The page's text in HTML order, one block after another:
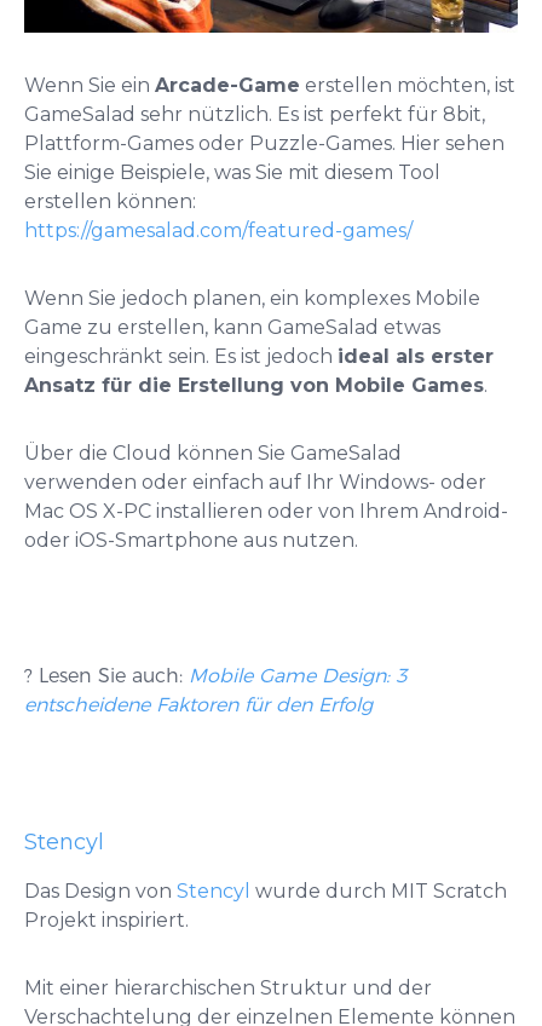
Wenn Sie ein Arcade-Game erstellen möchten, ist
GameSalad sehr nützlich. Es ist perfekt für 8bit,
Plattform-Games oder Puzzle-Games. Hier sehen
Sie einige Beispiele, was Sie mit diesem Tool
erstellen können:
https://gamesalad.com/featured-games/
Wenn Sie jedoch planen, ein komplexes Mobile
Game zu erstellen, kann GameSalad etwas
eingeschränkt sein. Es ist jedoch ideal als erster
Ansatz für die Erstellung von Mobile Games.
Über die Cloud können Sie GameSalad
verwenden oder einfach auf Ihr Windows- oder
Mac OS X-PC installieren oder von Ihrem Android-
oder iOS-Smartphone aus nutzen.
? Lesen Sie auch: Mobile Game Design: 3
entscheidene Faktoren für den Erfolg
Stencyl
Das Design von Stencyl wurde durch MIT Scratch
Projekt inspiriert.
Mit einer hierarchischen Struktur und der
Verschachtelung der einzelnen Elemente können